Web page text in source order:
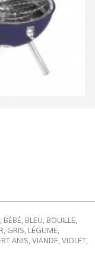
, BÉBÉ, BLEU, BOUILLE,
, GRIS, LÉGUME,
ANIS,VIANDE,VIOLET,